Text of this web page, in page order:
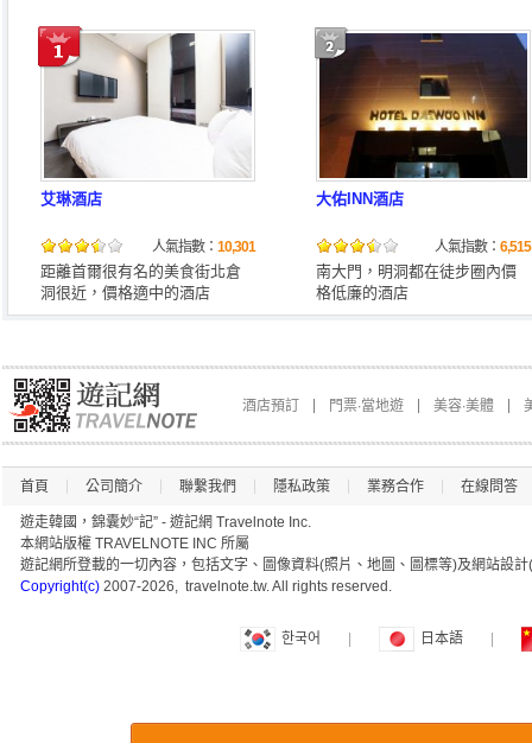
艾琳酒店
人氣指數： 10,301
距離首爾很有名的美食街北倉
洞很近，價格適中的酒店
大佑INN酒店
人氣指數： 6,515
南大門，明洞都在徒步圈內價
格低廉的酒店
酒店預訂 門票∙當地遊 美容∙美體
首頁 公司簡介 聯繫我們 隱私政策 業務合作 在線問答
遊走韓國，錦囊妙“記” - 遊記網 Travelnote Inc.
本網站版權 TRAVELNOTE INC 所屬
遊記網所登載的一切內容，包括文字、圖像資料(照片、地圖、圖標等)及網站
Copyright(c) 2007-2026, travelnote.tw. All rights reserved.
한국어 日本語